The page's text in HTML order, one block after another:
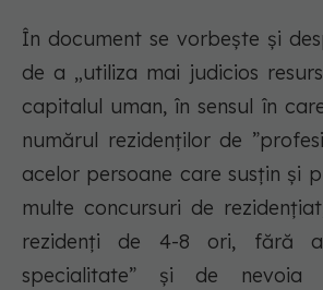
În document se vorbește și
de a „utiliza mai judicios
capitalul uman, în sensul în
numărul rezidenților de
acelor persoane care susțin și
multe concursuri de
rezidenți de 4-8 ori, fără
specialitate” și de